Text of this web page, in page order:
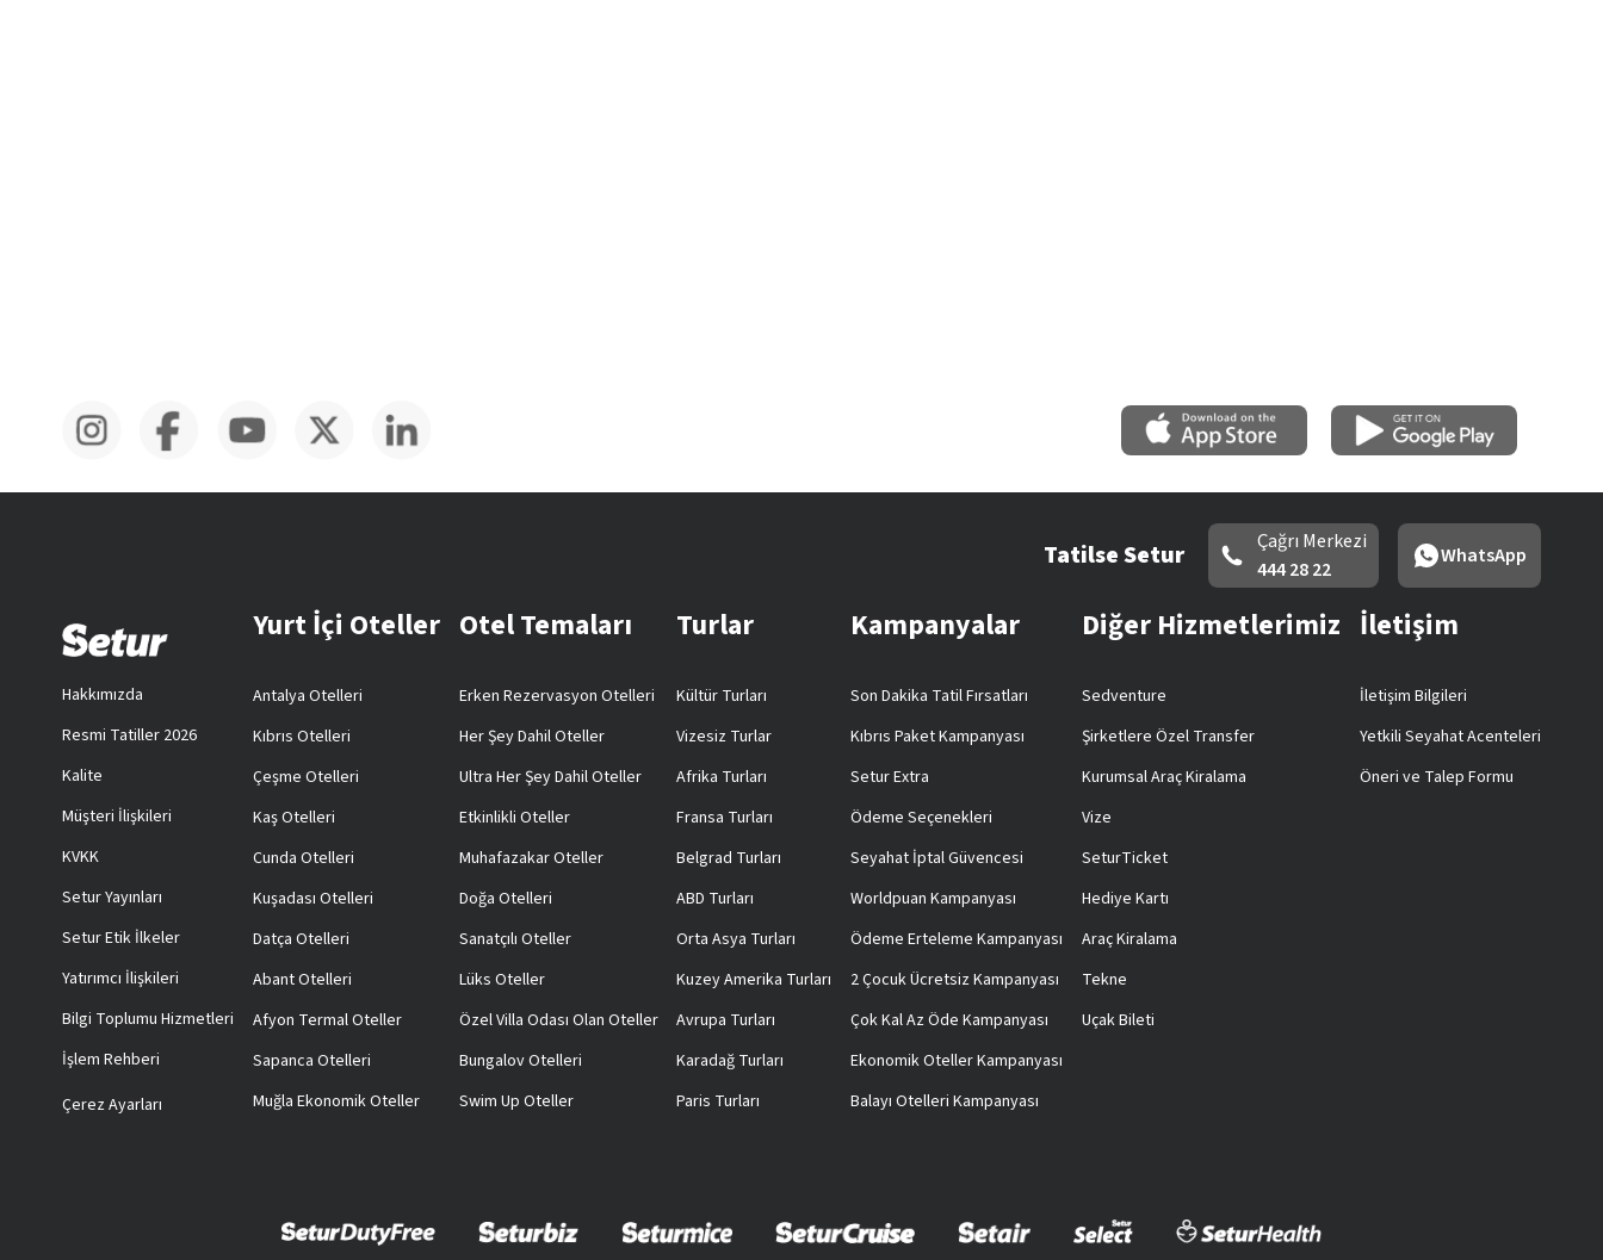
Tatilse Setur
Çağrı Merkezi
444 28 22
WhatsApp
Hakkımızda
Resmi Tatiller 2026
Kalite
Müşteri İlişkileri
KVKK
Setur Yayınları
Setur Etik İlkeler
Yatırımcı İlişkileri
Bilgi Toplumu Hizmetleri
İşlem Rehberi
Çerez Ayarları
Yurt İçi Oteller
Antalya Otelleri
Kıbrıs Otelleri
Çeşme Otelleri
Kaş Otelleri
Cunda Otelleri
Kuşadası Otelleri
Datça Otelleri
Abant Otelleri
Afyon Termal Oteller
Sapanca Otelleri
Muğla Ekonomik Oteller
Otel Temaları
Erken Rezervasyon Otelleri
Her Şey Dahil Oteller
Ultra Her Şey Dahil Oteller
Etkinlikli Oteller
Muhafazakar Oteller
Doğa Otelleri
Sanatçılı Oteller
Lüks Oteller
Özel Villa Odası Olan Oteller
Bungalov Otelleri
Swim Up Oteller
Turlar
Kültür Turları
Vizesiz Turlar
Afrika Turları
Fransa Turları
Belgrad Turları
ABD Turları
Orta Asya Turları
Kuzey Amerika Turları
Avrupa Turları
Karadağ Turları
Paris Turları
Kampanyalar
Son Dakika Tatil Fırsatları
Kıbrıs Paket Kampanyası
Setur Extra
Ödeme Seçenekleri
Seyahat İptal Güvencesi
Worldpuan Kampanyası
Ödeme Erteleme Kampanyası
2 Çocuk Ücretsiz Kampanyası
Çok Kal Az Öde Kampanyası
Ekonomik Oteller Kampanyası
Balayı Otelleri Kampanyası
Diğer Hizmetlerimiz
Sedventure
Şirketlere Özel Transfer
Kurumsal Araç Kiralama
Vize
SeturTicket
Hediye Kartı
Araç Kiralama
Tekne
Uçak Bileti
İletişim
İletişim Bilgileri
Yetkili Seyahat Acenteleri
Öneri ve Talep Formu